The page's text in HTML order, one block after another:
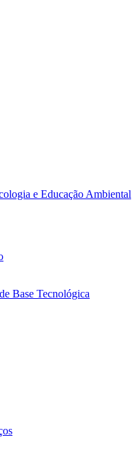
e Educação Ambiental
Base Tecnológica